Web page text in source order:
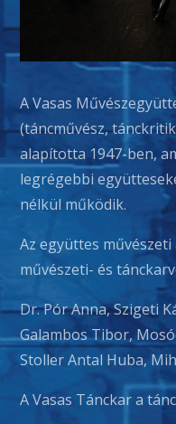
A Vasas
(táncművész,
alapította 1947-ben,
legrégebbi
nélkül működik.
Az együttes
művészeti- és
Dr. Pór Anna, Szigeti
Galambos Tibor,
Stoller Antal Huba,
A Vasas Tánckar a